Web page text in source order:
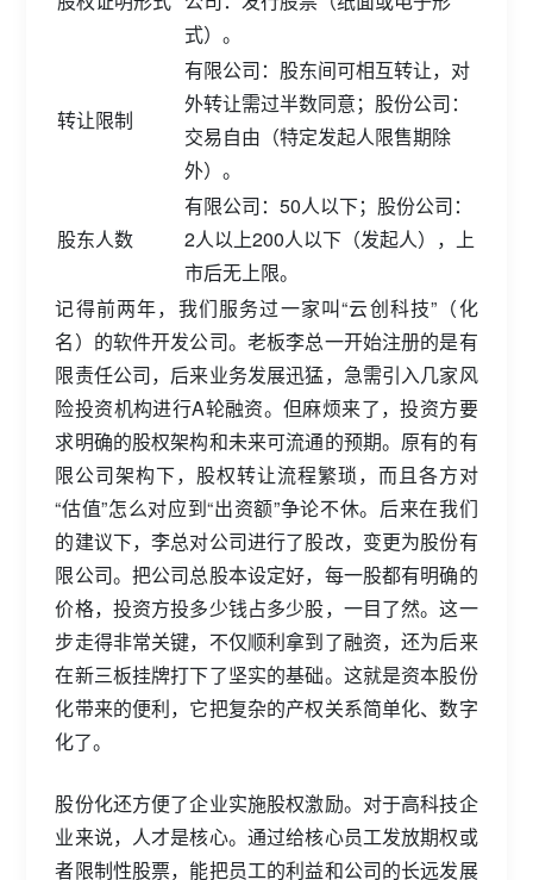
式）。
转让限制
有限公司：股东间可相互转让，对
外转让需过半数同意；股份公司：
交易自由（特定发起人限售期除
外）。
股东人数
有限公司：50人以下；股份公司：
2人以上200人以下（发起人），上
市后无上限。
记得前两年，我们服务过一家叫“云创科技”（化
名）的软件开发公司。老板李总一开始注册的是有
限责任公司，后来业务发展迅猛，急需引入几家风
险投资机构进行A轮融资。但麻烦来了，投资方要
求明确的股权架构和未来可流通的预期。原有的有
限公司架构下，股权转让流程繁琐，而且各方对
“估值”怎么对应到“出资额”争论不休。后来在我们
的建议下，李总对公司进行了股改，变更为股份有
限公司。把公司总股本设定好，每一股都有明确的
价格，投资方投多少钱占多少股，一目了然。这一
步走得非常关键，不仅顺利拿到了融资，还为后来
在新三板挂牌打下了坚实的基础。这就是资本股份
化带来的便利，它把复杂的产权关系简单化、数字
化了。
股份化还方便了企业实施股权激励。对于高科技企
业来说，人才是核心。通过给核心员工发放期权或
者限制性股票，能把员工的利益和公司的长远发展